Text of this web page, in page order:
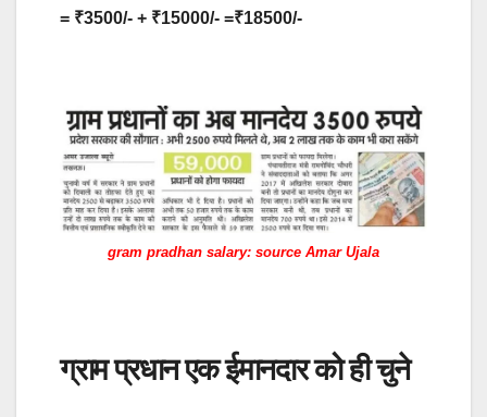
= ₹3500/- + ₹15000/- =₹18500/-
gram pradhan salary: source Amar Ujala
ग्राम प्रधान एक ईमानदार को ही चुने